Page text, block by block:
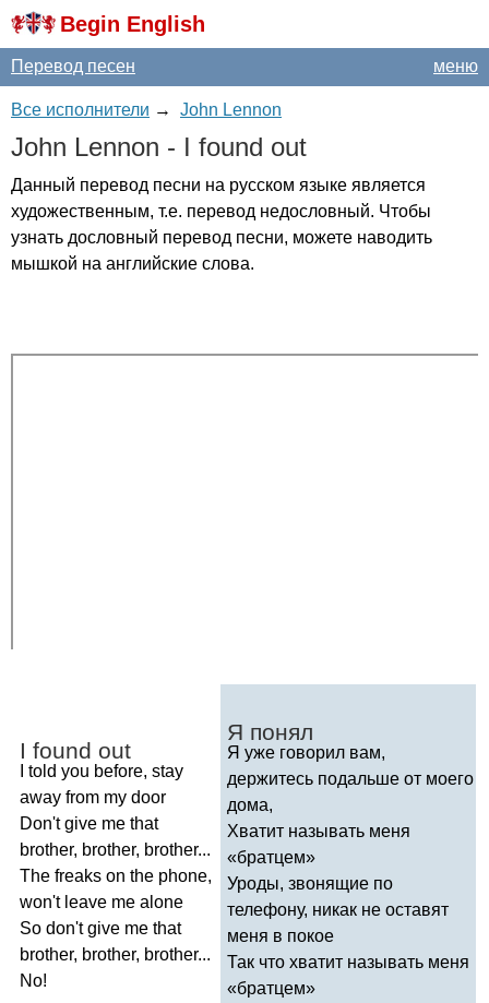
Begin English
меню
Перевод песен
Все исполнители → John Lennon
John Lennon - I found out
Данный перевод песни на русском языке является
художественным, т.е. перевод недословный. Чтобы
узнать дословный перевод песни, можете наводить
мышкой на английские слова.
I found out
told you before, stay
away from my door
Don't give me that
brother, brother, brother...
The freaks on the phone,
won't leave me alone
So don't give me that
brother, brother, brother...
No!
Я понял
Я уже говорил вам,
держитесь подальше от моего
дома,
Хватит называть меня
«братцем»
Уроды, звонящие по
телефону, никак не оставят
меня в покое
Так что хватит называть меня
«братцем»